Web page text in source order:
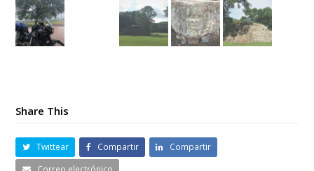
Correo electrónico
Entradas relacionadas